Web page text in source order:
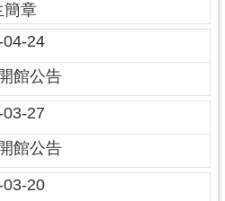
簡章
04-24
館公告
03-27
館公告
03-20